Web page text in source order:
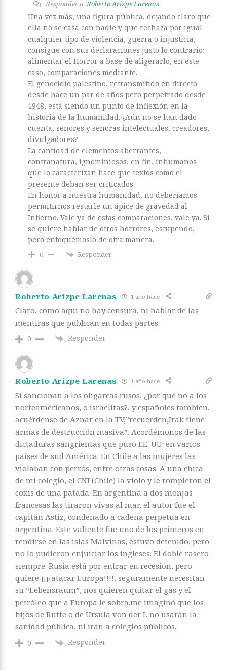
Responder aRoberto Arizpe Larenas
Una vez más, una figura pública, dejando claro que
ella no se casa con nadie y que rechaza por igual
cualquier tipo de violencia, guerra o injusticia,
consigue con sus declaraciones justo lo contrario:
alimentar el Horror a base de aligerarlo, en este
caso, comparaciones mediante.
El genocidio palestino, retransmitido en directo
desde hace un par de años pero perpetrado desde
1948, está siendo un punto de inflexión en la
historia de la humanidad. ¿Aún no se han dado
cuenta, señores y señoras intelectuales, creadores,
divulgadores?
La cantidad de elementos aberrantes,
contranatura, ignominiosos, en fin, inhumanos
que lo caracterizan hace que textos como el
presente deban ser criticados.
En honor a nuestra humanidad, no deberíamos
permitirnos restarle un ápice de gravedad al
Infierno. Vale ya de estas comparaciones, vale ya. Si
se quiere hablar de otros horrores, estupendo,
pero enfoquémoslo de otra manera.
0 Responder
Roberto Arizpe Larenas 1 año hace
Claro, como aquí no hay censura, ni hablar de las
mentiras que publican en todas partes.
0 Responder
Roberto Arizpe Larenas 1 año hace
Si sancionan a los oligarcas rusos, ¿por qué no a los
norteamericanos, o israelitas?, y españoles también,
acuérdense de Aznar en la TV,”recuerden,Irak tiene
armas de destrucción masiva”. Acordémonos de las
dictaduras sangrientas que puso EE. UU. en varios
países de sud América. En Chile a las mujeres las
violaban con perros, entre otras cosas. A una chica
de mi colegio, el CNI (Chile) la violo y le rompieron el
coxis de una patada. En argentina a dos monjas
francesas las tiraron vivas al mar, el autor fue el
capitán Astiz, condenado a cadena perpetua en
argentina. Este valiente fue uno de los primeros en
rendirse en las islas Malvinas, estuvo detenido, pero
no lo pudieron enjuiciar los ingleses. El doble rasero
siempre. Rusia está por entrar en recesión, pero
quiere ¡¡¡¡atacar Europa!!!!, seguramente necesitan
su “Lebensraum”, nos quieren quitar el gas y el
petróleo que a Europa le sobra.me imaginó que los
hijos de Rutte o de Ursula von der L no usaran la
sanidad pública, ni irán a colegios públicos.
0 Responder